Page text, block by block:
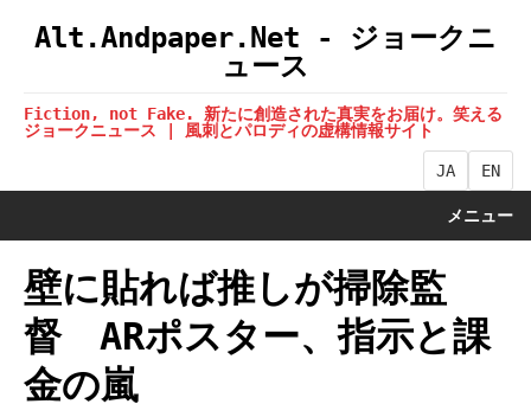
Alt.Andpaper.Net - ジョークニ
ュース
Fiction, not Fake. 新たに創造された真実をお届け。笑える
ジョークニュース | 風刺とパロディの虚構情報サイト
JA EN
メニュー
壁に貼れば推しが掃除監
督 ARポスター、指示と課
金の嵐